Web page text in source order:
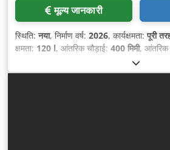
मूल्य जानकारी
स्थिति:नया, निर्माण वर्ष: 2026, कार्यक्षमता:पूरी
क्षमता: 120 l, आंतरिक चौड़ाई: 400 मिमी, आंतरिक